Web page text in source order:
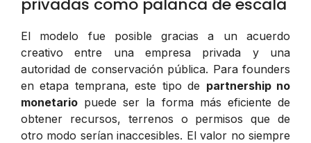
El modelo fue posible gracias a un acuerdo
creativo entre una empresa privada y una
autoridad de conservación pública. Para founders
en etapa temprana, este tipo de partnership no
monetario puede ser la forma más eficiente de
obtener recursos, terrenos o permisos que de
otro modo serían inaccesibles. El valor no siempre